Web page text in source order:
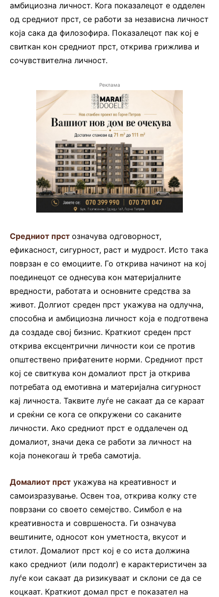
амбициозна личност. Кога показалецот е одделен
од средниот прст, се работи за независна личност
која сака да филозофира. Показалецот пак кој е
свиткан кон средниот прст, открива грижлива и
сочувствителна личност.
Реклама
Средниот прст означува одговорност,
ефикасност, сигурност, раст и мудрост. Исто така
поврзан е со емоциите. Го открива начинот на кој
поединецот се однесува кон материјалните
вредности, работата и основните средства за
живот. Долгиот среден прст укажува на одлучна,
способна и амбициозна личност која е подготвена
да создаде свој бизнис. Краткиот среден прст
открива ексцентрични личности кои се против
општествено прифатените норми. Средниот прст
кој се свиткува кон домалиот прст ја открива
потребата од емотивна и материјална сигурност
кај личноста. Таквите луѓе не сакаат да се караат
и среќни се кога се опкружени со саканите
личности. Ако средниот прст е оддалечен од
домалиот, значи дека се работи за личност на
која понекогаш ѝ треба самотија.
Домалиот прст укажува на креативност и
самоизразување. Освен тоа, открива колку сте
поврзани со своето семејство. Симбол е на
креативноста и совршеноста. Ги означува
вештините, односот кон уметноста, вкусот и
стилот. Домалиот прст кој е со иста должина
како средниот (или подолг) е карактеристичен за
луѓе кои сакаат да ризикуваат и склони се да се
коцкаат. Краткиот домал прст е показател на